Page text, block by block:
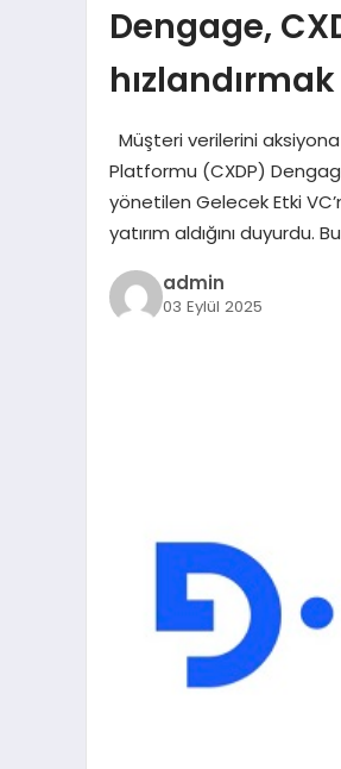
Dengage,
Müşteri verilerini
Platformu (CXDP)
yönetilen Gelecek Etki
yatırım aldığını duyurdu.
admin
03 Eylül 2025